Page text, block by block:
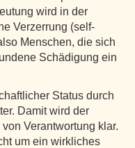
wird in der
Verzerrung (self-
Menschen, die sich
Schädigung ein
Status durch
Damit wird der
Verantwortung klar.
um ein wirkliches